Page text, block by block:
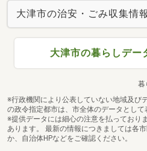
大津市の治安・ごみ収集情報
大津市の暮らしデー
暮
※行政機関により公表していない地域及び
の政令指定都市は、市全体のデータとして
※提供データには細心の注意を払っており
あります。 最新の情報につきましては各
か、自治体HPなどをご確認ください。